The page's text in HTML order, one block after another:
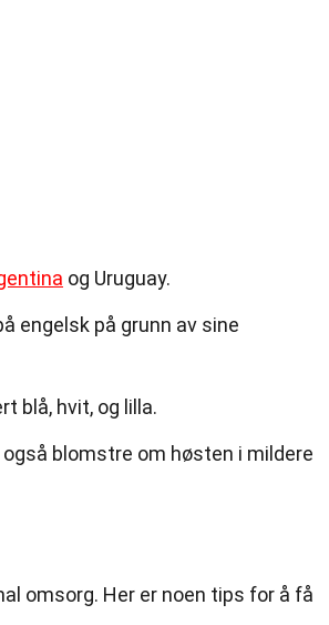
og Uruguay.
engelsk på grunn av sine
blå, hvit, og lilla.
blomstre om høsten i mildere
omsorg. Her er noen tips for å få